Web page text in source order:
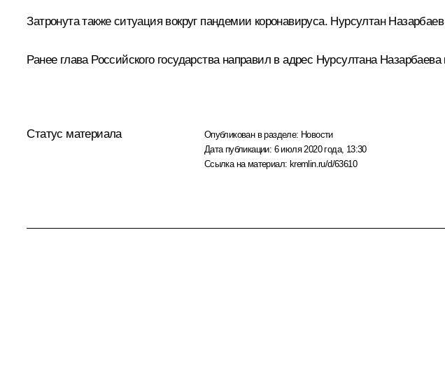
Затронута также ситуация вокруг пандемии коронавируса. Нурсултан
Ранее глава Российского государства направил в адрес Нурсултана
Статус материала Опубликован в разделе: Новости
Дата публикации: 6 июля 2020 года, 13:30
Ссылка на материал: kremlin.ru/d/63610